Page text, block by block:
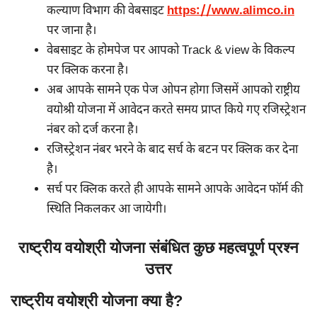
कल्याण विभाग की वेबसाइटhttps://www.alimco.in
पर जाना है।
वेबसाइट के होमपेज पर आपको Track & view के विकल्प
पर क्लिक करना है।
अब आपके सामने एक पेज ओपन होगा जिसमें आपको राष्ट्रीय
वयोश्री योजना में आवेदन करते समय प्राप्त किये गए रजिस्ट्रेशन
नंबर को दर्ज करना है।
रजिस्ट्रेशन नंबर भरने के बाद सर्च के बटन पर क्लिक कर देना
है।
सर्च पर क्लिक करते ही आपके सामने आपके आवेदन फॉर्म की
स्थिति निकलकर आ जायेगी।
राष्ट्रीय वयोश्री योजना संबंधित कुछ महत्वपूर्ण प्रश्न
उत्तर
राष्ट्रीय वयोश्री योजना क्या है?